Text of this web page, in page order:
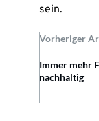
sein.
Vorheriger
Immer mehr
nachhaltig